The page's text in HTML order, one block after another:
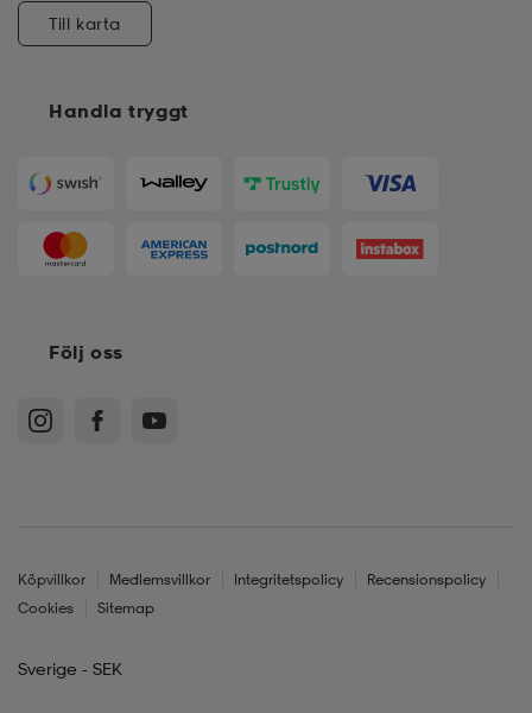
Handla tryggt
Till karta
Följ oss
Köpvillkor Medlemsvillkor Integritetspolicy
Recensionspolicy
Cookies
Sitemap
Sverige - SEK